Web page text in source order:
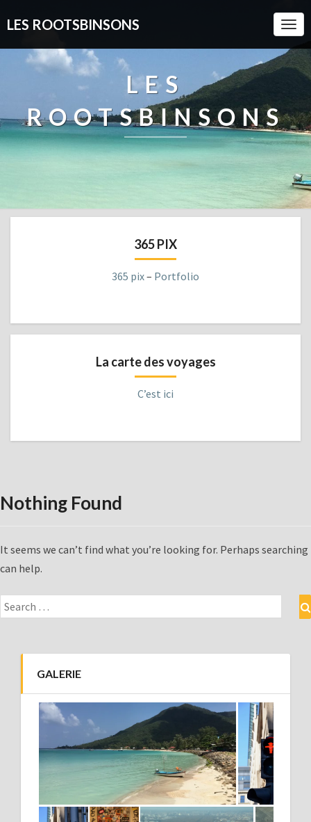
LES ROOTSBINSONS
LES
ROOTSBINSONS
365 PIX
365 pix– Portfolio
La carte des voyages
C’est ici
Nothing
Nothing Found
It seems we can’t find what you’re looking for. Perhaps searching
can help.
Search
for:
GALERIE